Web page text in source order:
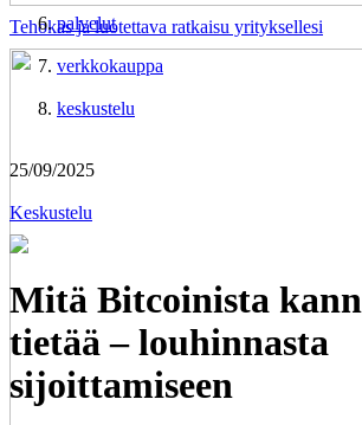
Tehokas ja luotettava ratkaisu yrityksellesi
palvelut
verkkokauppa
keskustelu
25/09/2025
Keskustelu
Mitä Bitcoinista
tietää – louhinnasta
sijoittamiseen